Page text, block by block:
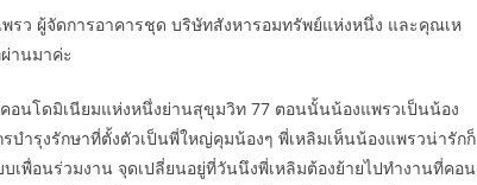
รว ผู้จัดการอาคารชุด บริษัทสังหารอมทรัพย์แห่งหนึ่ง และคุณเห
านมาค่ะ
อนโดมิเนียมแห่งหนึ่งย่านสุขุมวิท 77 ตอนนั้นน้องแพรวเป็นน้อง
บำรุงรักษาที่ตั้งตัวเป็นพี่ใหญ่คุมน้องๆ พี่เหลิมเห็นน้องแพรวน่ารักก็
พื่อนร่วมงาน จุดเปลี่ยนอยู่ที่วันนึงพี่เหลิมต้องย้ายไปทำงานที่คอน